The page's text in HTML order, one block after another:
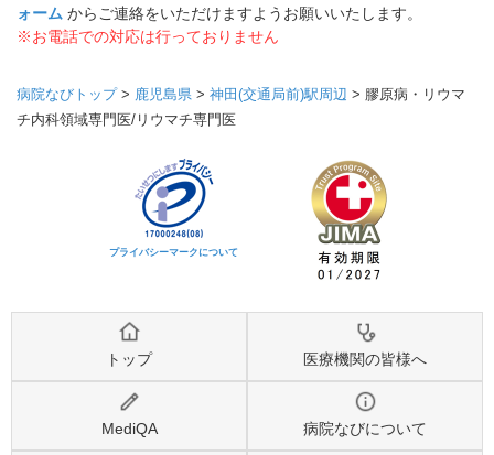
ォーム からご連絡をいただけますようお願いいたします。
※お電話での対応は行っておりません
病院なびトップ> 鹿児島県 > 神田(交通局前)駅周辺 > 膠原病・リウマ
チ内科領域専門医/リウマチ専門医
プライバシーマークについて
トップ 医療機関の皆様へ
MediQA 病院なびについて